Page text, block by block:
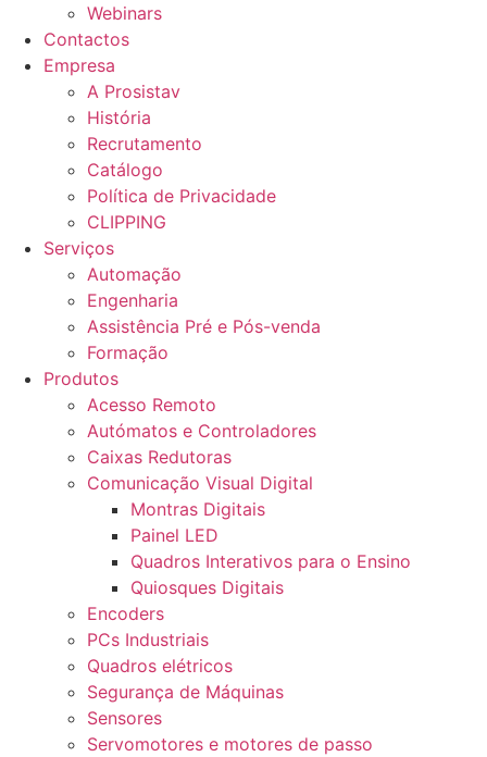
Webinars
Contactos
Empresa
A Prosistav
História
Recrutamento
Catálogo
Política de Privacidade
CLIPPING
Serviços
Automação
Engenharia
Assistência Pré e Pós-venda
Formação
Produtos
Acesso Remoto
Autómatos e Controladores
Caixas Redutoras
Comunicação Visual Digital
Montras Digitais
Painel LED
Quadros Interativos para o Ensino
Quiosques Digitais
Encoders
PCs Industriais
Quadros elétricos
Segurança de Máquinas
Sensores
Servomotores e motores de passo